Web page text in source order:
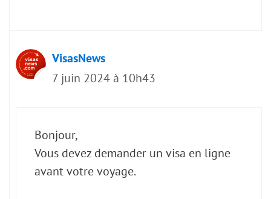
VisasNews
7 juin 2024 à 10h43
Bonjour,
Vous devez demander un visa en ligne
avant votre voyage.